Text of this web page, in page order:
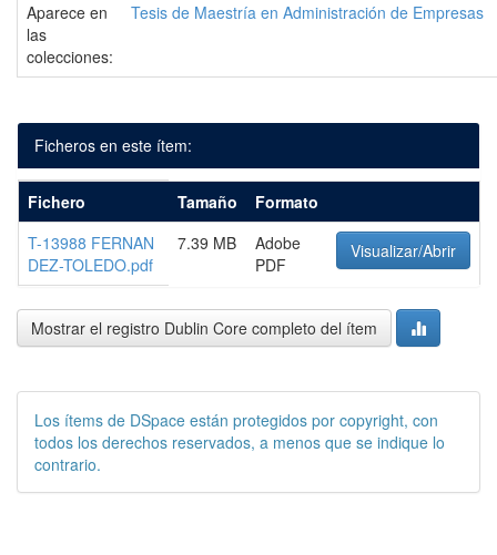
Aparece en
las
colecciones:
Tesis de Maestría en Administración de Empresas
Ficheros en este ítem:
Fichero Tamaño
Formato
T-13988 FERNAN
DEZ-TOLEDO.pdf
7.39 MB
Adobe
PDF
Visualizar/Abrir
Mostrar el registro Dublin Core completo del ítem
Los ítems de DSpace están protegidos por copyright, con
todos los derechos reservados, a menos que se indique lo
contrario.